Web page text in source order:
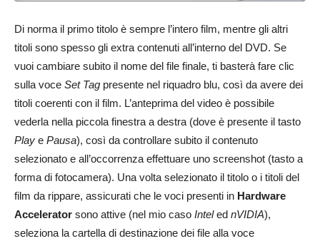
Di norma il primo titolo è sempre l’intero film, mentre gli altri
titoli sono spesso gli extra contenuti all’interno del DVD. Se
vuoi cambiare subito il nome del file finale, ti basterà fare clic
sulla voce Set Tag presente nel riquadro blu, così da avere dei
titoli coerenti con il film. L’anteprima del video è possibile
vederla nella piccola finestra a destra (dove è presente il tasto
Play e Pausa), così da controllare subito il contenuto
selezionato e all’occorrenza effettuare uno screenshot (tasto a
forma di fotocamera). Una volta selezionato il titolo o i titoli del
film da rippare, assicurati che le voci presenti in Hardware
Accelerator sono attive (nel mio caso Inteled nVIDIA),
seleziona la cartella di destinazione dei file alla voce